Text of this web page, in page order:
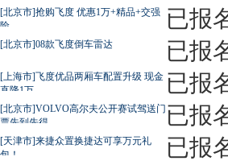
[北京市]抢购飞度 优惠1万+精品+交强
险
已报
[北京市]08款飞度倒车雷达 已报
[上海市]飞度优品两厢车配置升级 现金
直降1万
已报
[北京市]VOLVO高尔夫公开赛试驾送门
票先到先得
已报
[天津市]来捷众置换捷达可享万元礼
包！
已报